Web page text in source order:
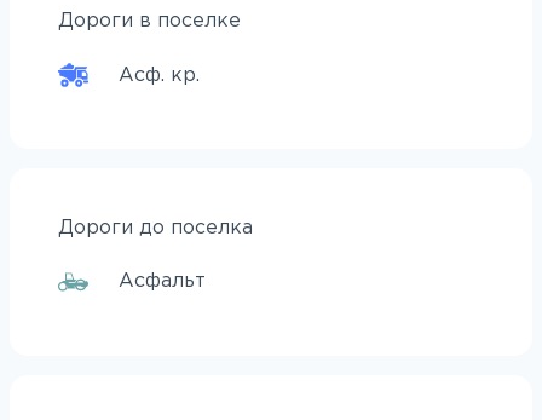
Дороги в поселке
Асф. кр.
Дороги до поселка
Асфальт